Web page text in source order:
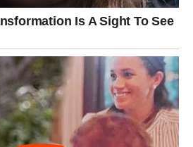
brzo prerasti u nešto ozbiljnije.
duže nego što mislite.
želi da vam pokaže da ljubav
da je kontrolišete.